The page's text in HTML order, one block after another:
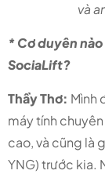
và
* Cơ duyên
SociaLift?
Thầy Thơ: Mình
máy tính
cao, và cũng là
YNG) trước kia.